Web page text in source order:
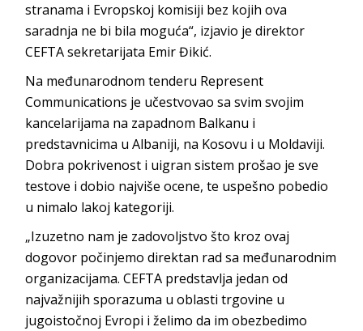
stranama i Evropskoj komisiji bez kojih ova
saradnja ne bi bila moguća“, izjavio je direktor
CEFTA sekretarijata Emir Đikić.
Na međunarodnom tenderu Represent
Communications je učestvovao sa svim svojim
kancelarijama na zapadnom Balkanu i
predstavnicima u Albaniji, na Kosovu i u Moldaviji.
Dobra pokrivenost i uigran sistem prošao je sve
testove i dobio najviše ocene, te uspešno pobedio
u nimalo lakoj kategoriji.
„Izuzetno nam je zadovoljstvo što kroz ovaj
dogovor počinjemo direktan rad sa međunarodnim
organizacijama. CEFTA predstavlja jedan od
najvažnijih sporazuma u oblasti trgovine u
jugoistočnoj Evropi i želimo da im obezbedimo